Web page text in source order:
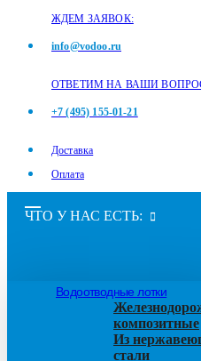
ЖДЕМ ЗАЯВОК:
info@vodoo.ru
ОТВЕТИМ НА ВАШИ
+7 (495) 155-01-21
Доставка
Оплата
ЧТО У НАС ЕСТЬ:
Водоотводные лотки
композитные
Из
стали